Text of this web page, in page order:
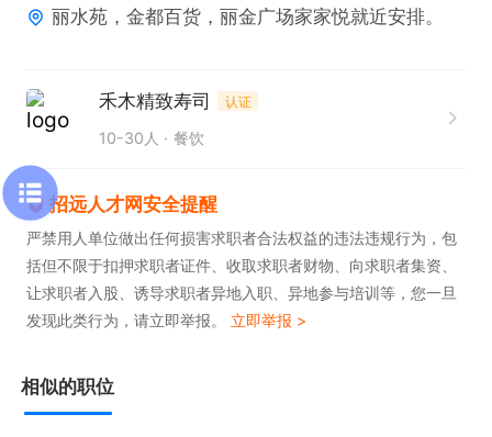
丽水苑，金都百货，丽金广场家家悦就近安排。
禾木精致寿司 认证
10-30人 餐饮
招远人才网安全提醒
严禁用人单位做出任何损害求职者合法权益的违法违规行为，包
括但不限于扣押求职者证件、收取求职者财物、向求职者集资、
让求职者入股、诱导求职者异地入职、异地参与培训等，您一旦
发现此类行为，请立即举报。 立即举报 >
相似的职位